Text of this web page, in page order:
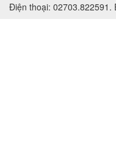
Điện thoại: 02703.822591.